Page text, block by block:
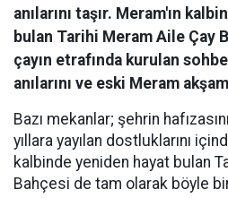
anılarını taşır. Meram'ın
bulan Tarihi Meram Aile Çay
çayın etrafında kurulan
anılarını ve eski Meram
Bazı mekanlar; şehrin
yıllara yayılan dostluklarını
kalbinde yeniden hayat bulan
Bahçesi de tam olarak böyle